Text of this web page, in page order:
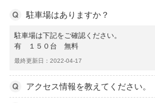
駐車場はありますか？
駐車場は下記をご確認ください。
有 １５０台 無料
最終更新日：2022-04-17
アクセス情報を教えてください。